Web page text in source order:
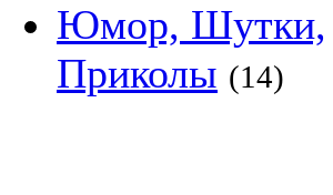
Юмор, Шутки,
Приколы (14)